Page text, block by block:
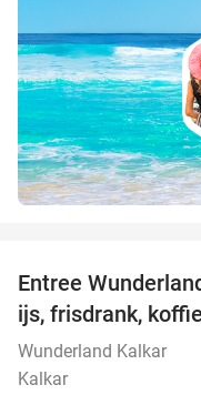
Entree
ijs, frisdrank,
Wunderland Kalkar
Kalkar